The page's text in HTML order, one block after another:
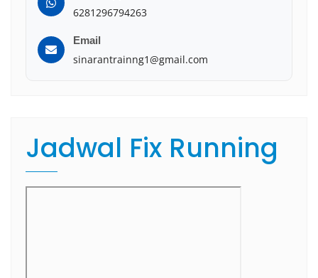
6281296794263
Email
sinarantrainng1@gmail.com
Jadwal Fix Running